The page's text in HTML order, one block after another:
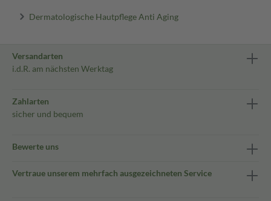
Dermatologische Hautpflege Anti Aging
Versandarten
i.d.R. am nächsten Werktag
Zahlarten
sicher und bequem
Bewerte uns
Vertraue unserem mehrfach ausgezeichneten Service